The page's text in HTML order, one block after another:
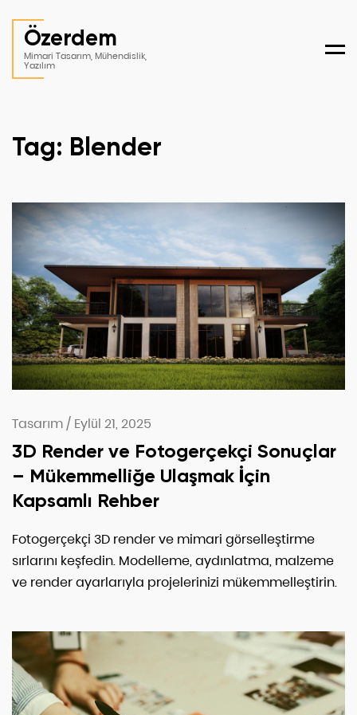
Özerdem
Mimari Tasarım, Mühendislik,
Yazılım
Tag: Blender
Tasarım/ Eylül 21, 2025
3D Render ve Fotogerçekçi Sonuçlar
– Mükemmelliğe Ulaşmak İçin
Kapsamlı Rehber
Fotogerçekçi 3D render ve mimari görselleştirme
sırlarını keşfedin. Modelleme, aydınlatma, malzeme
ve render ayarlarıyla projelerinizi mükemmelleştirin.